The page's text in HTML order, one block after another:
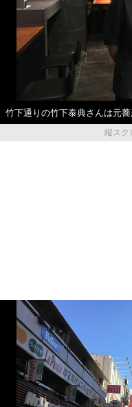
竹下通りの竹下泰典さんは元
縦スク